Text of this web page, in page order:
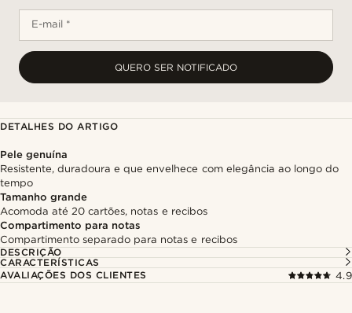
E-mail *
QUERO SER NOTIFICADO
DETALHES DO ARTIGO
Pele genuína
Resistente, duradoura e que envelhece com elegância ao longo do
tempo
Tamanho grande
Acomoda até 20 cartões, notas e recibos
Compartimento para notas
Compartimento separado para notas e recibos
DESCRIÇÃO
CARACTERÍSTICAS
AVALIAÇÕES DOS CLIENTES
4.9